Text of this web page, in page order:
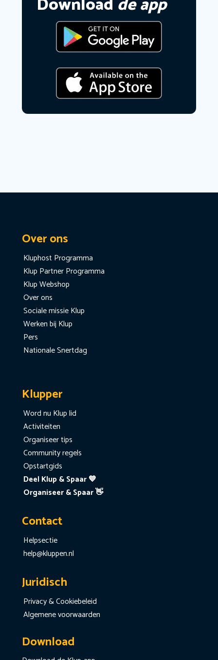
Over ons
Kluphost Programma
Klup Partner Programma
Klup Webshop
Over ons
Sociale missie Klup
Werken bij Klup
Pers
Nationale Snertdag
Klupper
Word nu Klup lid
Activiteiten
Organiseer tips
Community regels
Opstartgids
Deel Klup & Spaar 💙
Organiseer & Spaar 👋
Contact
Helpsectie
help@kluppen.nl
Juridisch
Privacy & Cookiebeleid
Algemene voorwaarden
Download